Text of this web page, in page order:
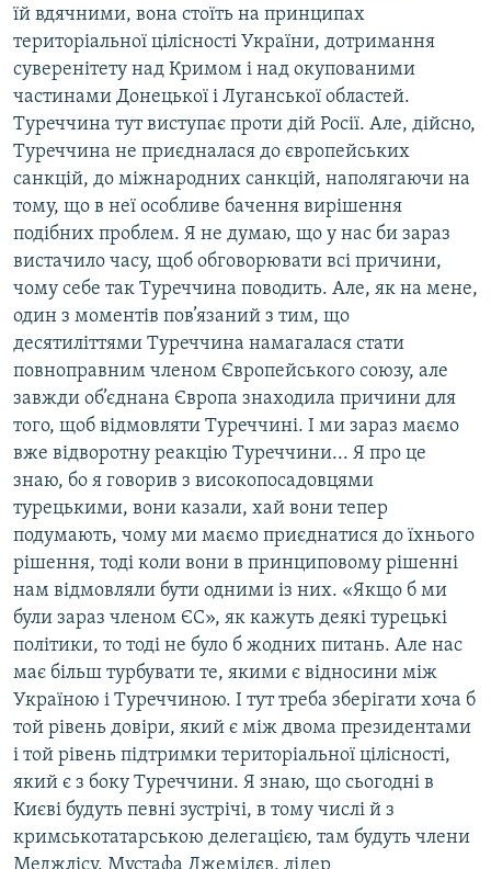
їй вдячними, вона стоїть на принципах
територіальної цілісності України, дотримання
суверенітету над Кримом і над окупованими
частинами Донецької і Луганської областей.
Туреччина тут виступає проти дій Росії. Але, дійсно,
Туреччина не приєдналася до європейських
санкцій, до міжнародних санкцій, наполягаючи на
тому, що в неї особливе бачення вирішення
подібних проблем. Я не думаю, що у нас би зараз
вистачило часу, щоб обговорювати всі причини,
чому себе так Туреччина поводить. Але, як на мене,
один з моментів пов’язаний з тим, що
десятиліттями Туреччина намагалася стати
повноправним членом Європейського союзу, але
завжди об’єднана Європа знаходила причини для
того, щоб відмовляти Туреччині. І ми зараз маємо
вже відворотну реакцію Туреччини... Я про це
знаю, бо я говорив з високопосадовцями
турецькими, вони казали, хай вони тепер
подумають, чому ми маємо приєднатися до їхнього
рішення, тоді коли вони в принциповому рішенні
нам відмовляли бути одними із них. «Якщо б ми
були зараз членом ЄС», як кажуть деякі турецькі
політики, то тоді не було б жодних питань. Але нас
має більш турбувати те, якими є відносини між
Україною і Туреччиною. І тут треба зберігати хоча б
той рівень довіри, який є між двома президентами
і той рівень підтримки територіальної цілісності,
який є з боку Туреччини. Я знаю, що сьогодні в
Києві будуть певні зустрічі, в тому числі й з
кримськотатарською делегацією, там будуть члени